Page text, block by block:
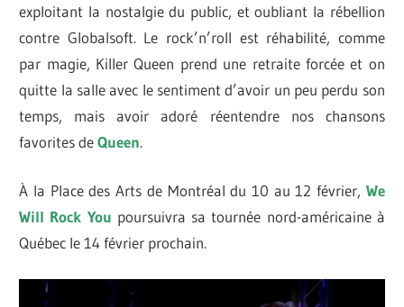
exploitant la nostalgie du public, et oubliant la rébellion
contre Globalsoft. Le rock’n’roll est réhabilité, comme
par magie, Killer Queen prend une retraite forcée et on
quitte la salle avec le sentiment d’avoir un peu perdu son
temps, mais avoir adoré réentendre nos chansons
favorites deQueen.
À la Place des Arts de Montréal du 10 au 12 février, We
Will Rock You poursuivra sa tournée nord-américaine à
Québec le 14 février prochain.